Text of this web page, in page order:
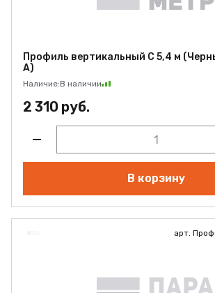
Профиль вертикальный С 5,4 м
А)
Наличие:В наличии
2 310 руб.
В корзину
арт.